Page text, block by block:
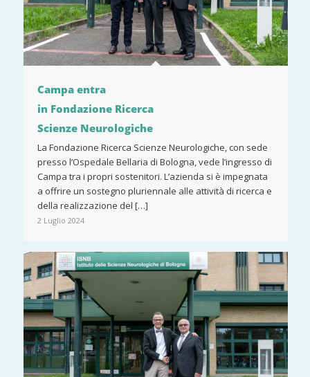
Campa entra
in Fondazione Ricerca
Scienze Neurologiche
La Fondazione Ricerca Scienze Neurologiche, con sede
presso l’Ospedale Bellaria di Bologna, vede l’ingresso di
Campa tra i propri sostenitori. L’azienda si è impegnata
a offrire un sostegno pluriennale alle attività di ricerca e
della realizzazione del […]
2 Luglio 2024